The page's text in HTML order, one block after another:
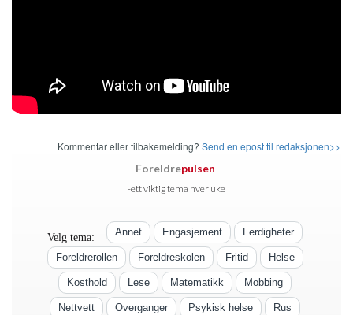
Kommentar eller tilbakemelding? Send en epost til redaksjonen>>
Foreldrepulsen
-ett viktig tema hver uke
Velg tema: Annet Engasjement Ferdigheter
Foreldrerollen Foreldreskolen Fritid Helse
Kosthold Lese Matematikk Mobbing
Nettvett Overganger Psykisk helse Rus